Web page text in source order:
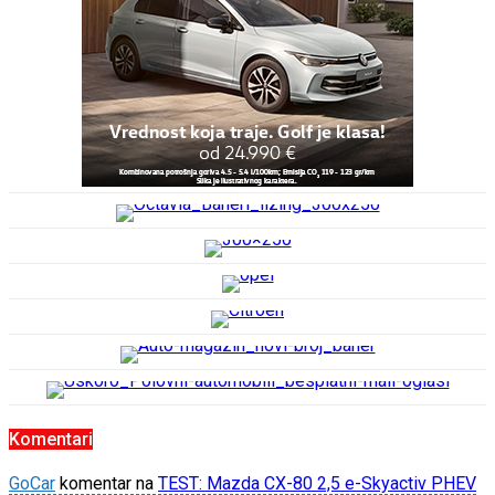
Komentari
GoCar komentar na TEST: Mazda CX-80 2,5 e-Skyactiv PHEV